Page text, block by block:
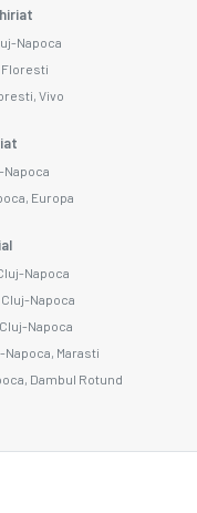
Napoca
Vivo
Napoca
Europa
Napoca
Napoca
Napoca
Marasti
Dambul Rotund